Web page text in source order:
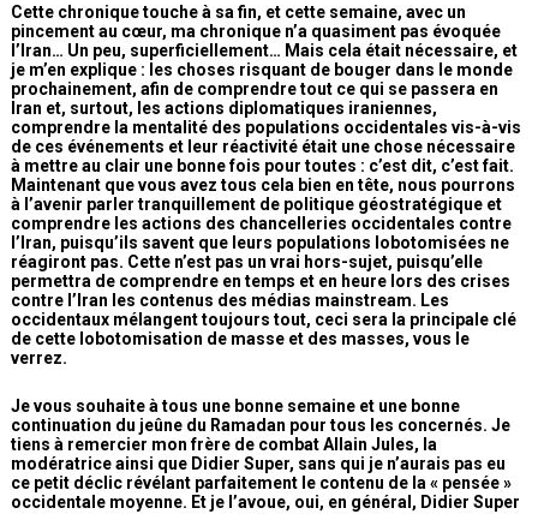
Cette chronique touche à sa fin, et cette semaine, avec un
pincement au cœur, ma chronique n’a quasiment pas évoquée
l’Iran… Un peu, superficiellement… Mais cela était nécessaire, et
je m’en explique : les choses risquant de bouger dans le monde
prochainement, afin de comprendre tout ce qui se passera en
Iran et, surtout, les actions diplomatiques iraniennes,
comprendre la mentalité des populations occidentales vis-à-vis
de ces événements et leur réactivité était une chose nécessaire
à mettre au clair une bonne fois pour toutes : c’est dit, c’est fait.
Maintenant que vous avez tous cela bien en tête, nous pourrons
à l’avenir parler tranquillement de politique géostratégique et
comprendre les actions des chancelleries occidentales contre
l’Iran, puisqu’ils savent que leurs populations lobotomisées ne
réagiront pas. Cette n’est pas un vrai hors-sujet, puisqu’elle
permettra de comprendre en temps et en heure lors des crises
contre l’Iran les contenus des médias mainstream. Les
occidentaux mélangent toujours tout, ceci sera la principale clé
de cette lobotomisation de masse et des masses, vous le
verrez.
Je vous souhaite à tous une bonne semaine et une bonne
continuation du jeûne du Ramadan pour tous les concernés. Je
tiens à remercier mon frère de combat Allain Jules, la
modératrice ainsi que Didier Super, sans qui je n’aurais pas eu
ce petit déclic révélant parfaitement le contenu de la « pensée »
occidentale moyenne. Et je l’avoue, oui, en général, Didier Super